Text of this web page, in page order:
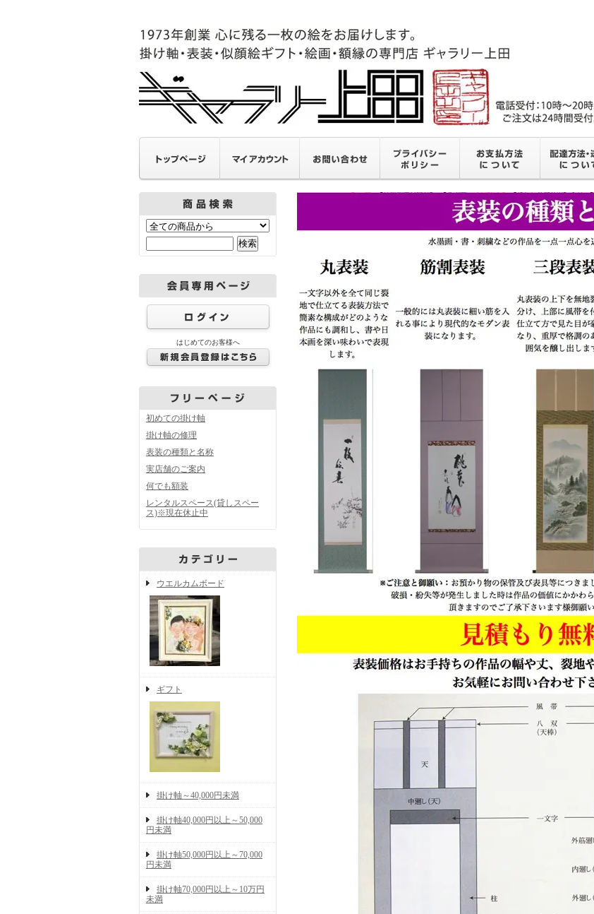
はじめてのお客様へ
初めての掛け軸
掛け軸の修理
表装の種類と名称
実店舗のご案内
何でも額装
レンタルスペース(貸しスペー
ス)※現在休止中
ウエルカムボード
ギフト
掛け軸～40,000円未満
掛け軸40,000円以上～50,000
円未満
掛け軸50,000円以上～70,000
円未満
掛け軸70,000円以上～10万円
未満